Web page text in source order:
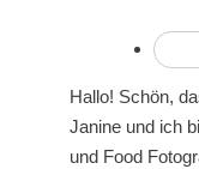
Hallo! Schön,
Janine und ich
und Food